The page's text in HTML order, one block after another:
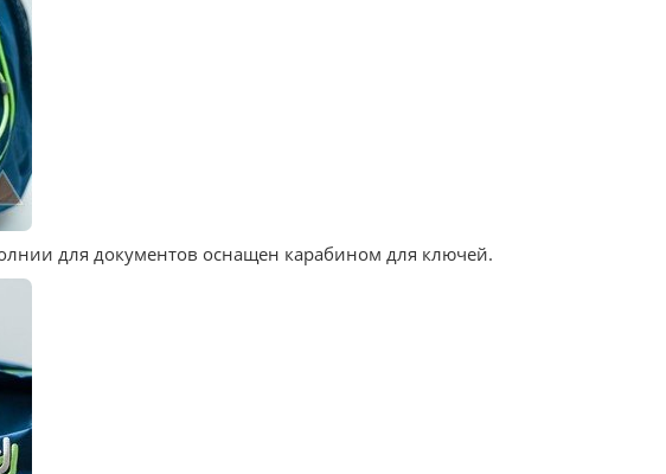
для документов оснащен карабином для ключей.